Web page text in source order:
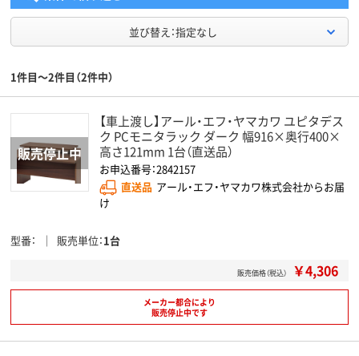
並び替え：指定なし
1件目～2件目（2件中）
【車上渡し】アール・エフ・ヤマカワ ユピタデス
ク PCモニタラック ダーク 幅916×奥行400×
高さ121mm 1台（直送品）
お申込番号：2842157
直送品 アール・エフ・ヤマカワ株式会社からお届
け
型番 販売単位 1台
販売価格（税込） ￥4,306
メーカー都合により
販売停止中です